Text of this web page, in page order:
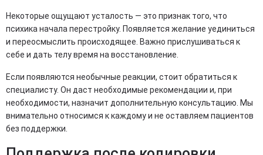
Некоторые ощущают усталость — это признак того, что
психика начала перестройку. Появляется желание уединиться
и переосмыслить происходящее. Важно прислушиваться к
себе и дать телу время на восстановление.
Если появляются необычные реакции, стоит обратиться к
специалисту. Он даст необходимые рекомендации и, при
необходимости, назначит дополнительную консультацию. Мы
внимательно относимся к каждому и не оставляем пациентов
без поддержки.